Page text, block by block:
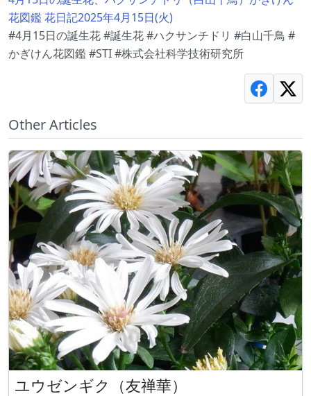
花図鑑 花日記2025年4月15日(火)
#4月15日の誕生花 #誕生花 #ハクサンチドリ #白山千鳥 #
かぎけん花図鑑 #STI #株式会社科学技術研究所
Other Articles
ユウゼンギク（友禅華）